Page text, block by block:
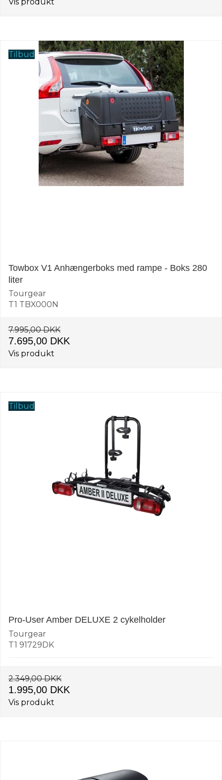
Tilbud
Towbox V1 Anhængerboks med rampe - Boks 280
liter
Tourgear
T1 TBX000N
7.995,00 DKK
7.695,00 DKK
Vis produkt
Tilbud
Pro-User Amber DELUXE 2 cykelholder
Tourgear
T1 91729DK
2.349,00 DKK
1.995,00 DKK
Vis produkt